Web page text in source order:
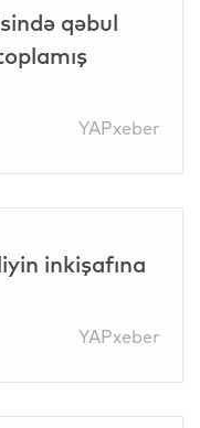
qəbul
YAPxeber
inkişafına
YAPxeber